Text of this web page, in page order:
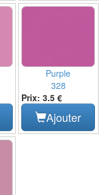
Purple
328
Prix: 3.5 €
Ajouter